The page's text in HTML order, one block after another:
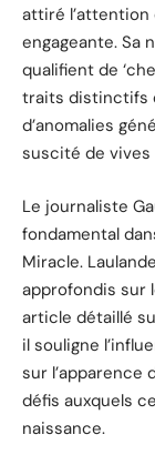
attiré l’attention
engageante. Sa
qualifient de
traits distinctifs
d’anomalies
suscité de
Le journaliste
fondamental
Miracle.
approfondis sur
article détaillé
il souligne
sur l’apparence
défis auxquels
naissance.